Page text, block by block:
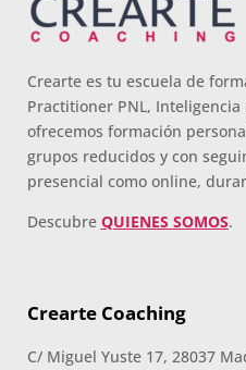
Crearte es tu escuela de
Practitioner PNL, Inteligencia
ofrecemos formación
grupos reducidos y con
presencial como online,
Descubre QUIENES SOMOS.
Crearte Coaching
C/ Miguel Yuste 17, 28037